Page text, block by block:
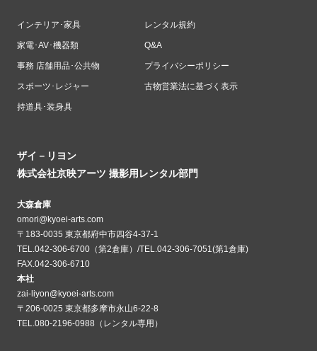
インテリア･家具
家電･AV･機器類
事務 店舗用品･公共物
スポーツ･レジャー
持道具･装身具
レンタル規約
Q&A
プライバシーポリシー
古物営業法に基づく表示
ザイ－リヨン
株式会社京映アーツ 撮影用レンタル部門
大森倉庫
omori@kyoei-arts.com
〒183-0035 東京都府中市四谷4-37-1
TEL.042-306-6700（第2倉庫）/TEL.042-306-7051(第1倉庫)
FAX.042-306-6710
本社
zai-liyon@kyoei-arts.com
〒206-0025 東京都多摩市永山6-22-8
TEL.080-2196-0988（レンタル専用）